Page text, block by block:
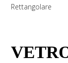
Rettangolare